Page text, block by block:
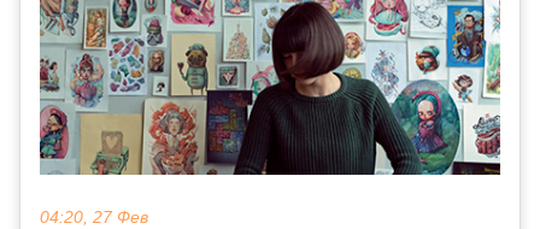
04:20, 27 Фев